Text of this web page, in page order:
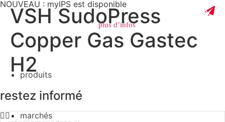
NOUVEAU : myIPS est disponible
plus d’infos
produits
marchés
VSH SudoPress
Copper Gas Gastec
H2
restez informé
Email